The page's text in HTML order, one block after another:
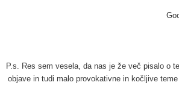
P.s. Res sem vesela, da nas je že več pisalo o
objave in tudi malo provokativne in kočljive